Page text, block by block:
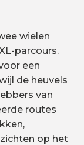
wielen
parcours.
een
de heuvels
van
routes
op het